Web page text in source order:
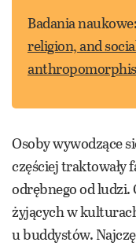
Badania naukowe:
religion, and
Osoby wywodzące
częściej traktowały
odrębnego od ludzi.
żyjących w
u buddystów.